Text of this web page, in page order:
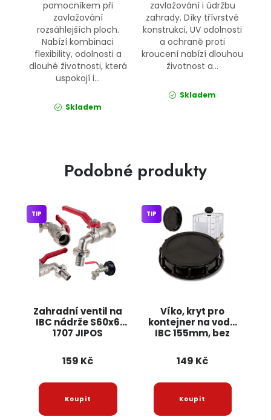
pomocníkem při
zavlažování
rozsáhlejších ploch.
Nabízí kombinaci
flexibility, odolnosti a
dlouhé životnosti, která
uspokojí i...
Skladem
zavlažování i údržbu
zahrady. Díky třívrstvé
konstrukci, UV odolnosti
a ochraně proti
kroucení nabízí dlouhou
životnost a...
Skladem
Podobné produkty
Zahradní ventil na
IBC nádrže S60x6
1707 JIPOS
TIP
159 Kč
Víko, kryt pro
kontejner na vodu
IBC 155mm, bez
TIP
149 Kč